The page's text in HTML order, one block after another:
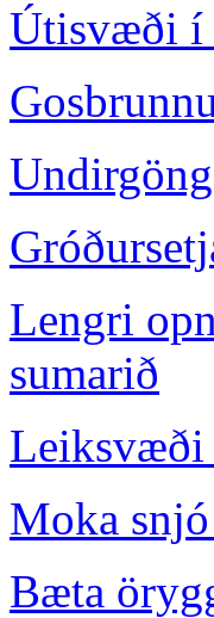
Útisvæði í
Lengri
sumarið
Leiksvæði
Moka
Bæta